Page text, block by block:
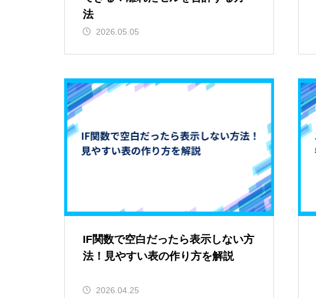
法
2026.05.05
IF関数で空白だったら表示しない方
法！見やすい表の作り方を解説
2026.04.25